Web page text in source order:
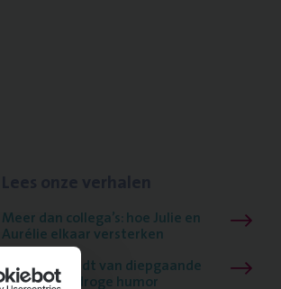
Meer dan collega’s: hoe Julie en
Aurélie elkaar versterken
Mathias houdt van diepgaande
dossiers én droge humor